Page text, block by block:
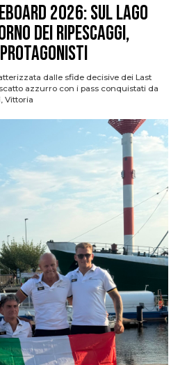
2026: sul Lago
dei ripescaggi,
dalle sfide decisive dei Last
azzurro con i pass conquistati da
Vittoria